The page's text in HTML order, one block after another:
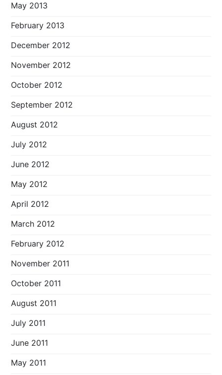
May 2013
February 2013
December 2012
November 2012
October 2012
September 2012
August 2012
July 2012
June 2012
May 2012
April 2012
March 2012
February 2012
November 2011
October 2011
August 2011
July 2011
June 2011
May 2011